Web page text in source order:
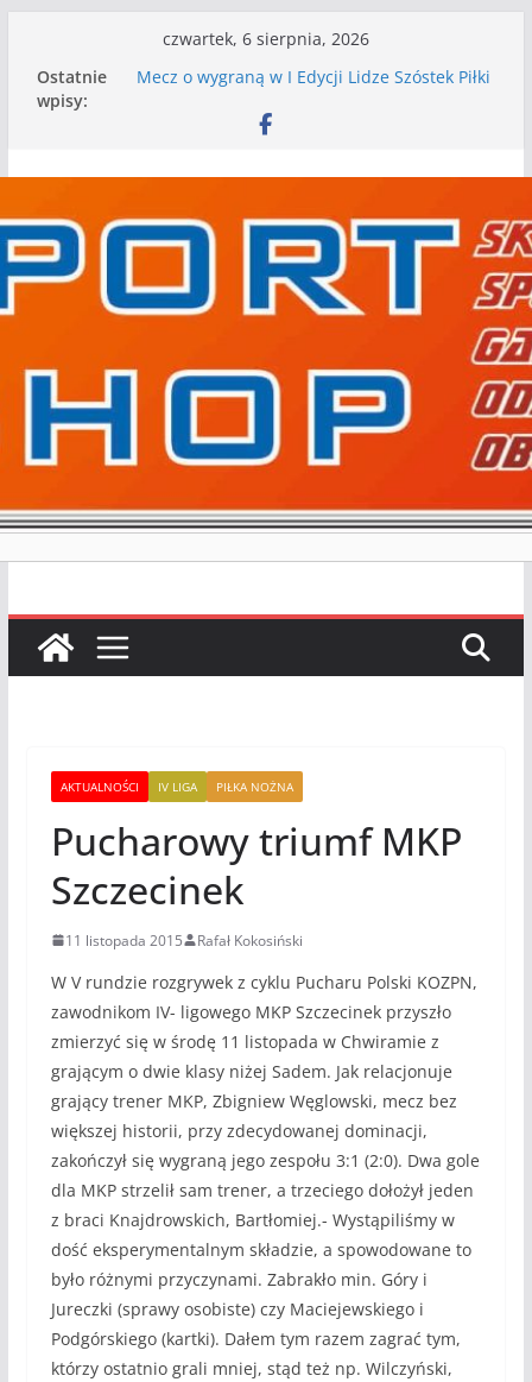
treści
czwartek, 6 sierpnia, 2026
Ostatnie
wpisy:
Mecz o wygraną w I Edycji Lidze Szóstek Piłki
Nasze piłkarskie zespoły w toku przygotowań
Kolejne gry kontrolne naszych piłkarskich
WKS wygrywa pierwszą edycję Ligi Szóstek w
Gwdzie Wielkiej
I mamy kolejne gry kontrolne, piłkarskie
granie przed nami
AKTUALNOŚCI IV LIGA PIŁKA NOŻNA
Pucharowy triumf MKP
Szczecinek
11 listopada 2015 Rafał Kokosiński
W V rundzie rozgrywek z cyklu Pucharu Polski KOZPN,
zawodnikom IV- ligowego MKP Szczecinek przyszło
zmierzyć się w środę 11 listopada w Chwiramie z
grającym o dwie klasy niżej Sadem. Jak relacjonuje
grający trener MKP, Zbigniew Węglowski, mecz bez
większej historii, przy zdecydowanej dominacji,
zakończył się wygraną jego zespołu 3:1 (2:0). Dwa gole
dla MKP strzelił sam trener, a trzeciego dołożył jeden
z braci Knajdrowskich, Bartłomiej.- Wystąpiliśmy w
dość eksperymentalnym składzie, a spowodowane to
było różnymi przyczynami. Zabrakło min. Góry i
Jureczki (sprawy osobiste) czy Maciejewskiego i
Podgórskiego (kartki). Dałem tym razem zagrać tym,
którzy ostatnio grali mniej, stąd też np. Wilczyński,